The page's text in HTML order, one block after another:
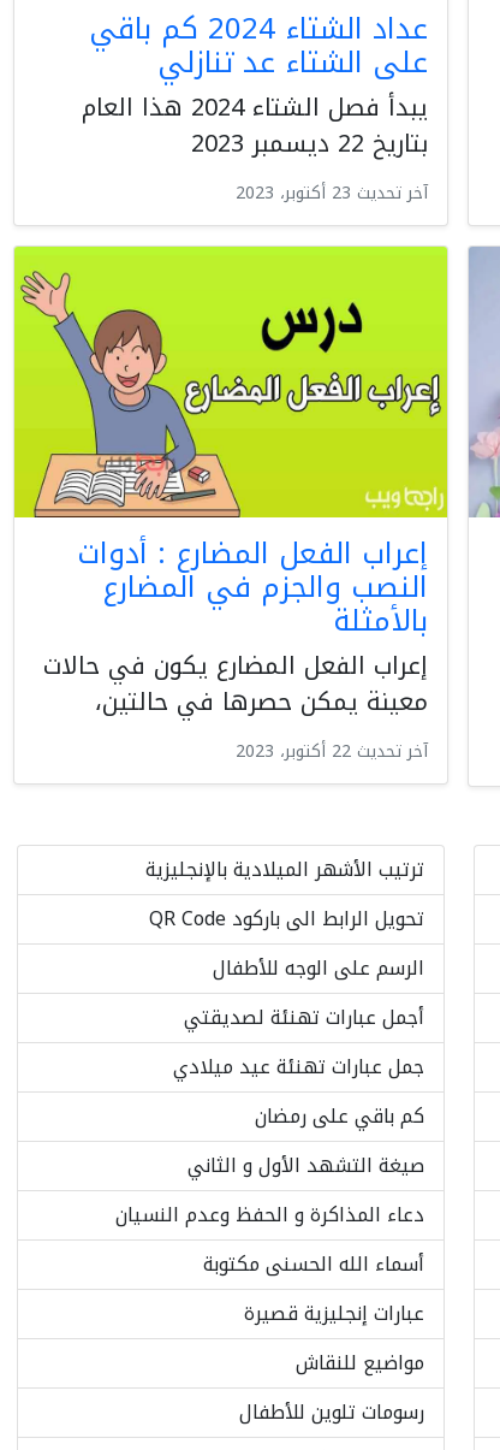
عداد الشتاء 2024 كم باقي
على الشتاء عد تنازلي
يبدأ فصل الشتاء 2024 هذا العام
بتاريخ 22 ديسمبر 2023
آخر تحديث 23 أكتوبر، 2023
إعراب الفعل المضارع : أدوات
النصب والجزم في المضارع
بالأمثلة
إعراب الفعل المضارع يكون في حالات
معينة يمكن حصرها في حالتين،
آخر تحديث 22 أكتوبر، 2023
ترتيب الأشهر الميلادية بالإنجليزية
تحويل الرابط الى باركود QR Code
الرسم على الوجه للأطفال
أجمل عبارات تهنئة لصديقتي
جمل عبارات تهنئة عيد ميلادي
كم باقي على رمضان
صيغة التشهد الأول و الثاني
دعاء المذاكرة و الحفظ وعدم النسيان
أسماء الله الحسنى مكتوبة
عبارات إنجليزية قصيرة
مواضيع للنقاش
رسومات تلوين للأطفال